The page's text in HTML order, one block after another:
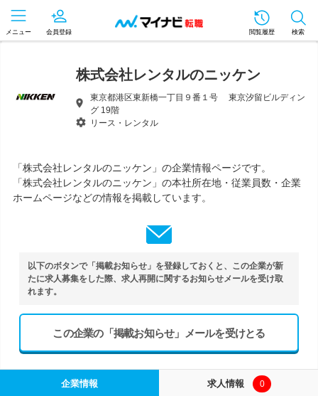
メニュー 会員登録 閲覧履歴 検索
株式会社レンタルのニッケン
東京都港区東新橋一丁目９番１号 東京汐留ビルディン
グ 19階
リース・レンタル
「株式会社レンタルのニッケン」の企業情報ページです。
「株式会社レンタルのニッケン」の本社所在地・従業員数・企業
ホームページなどの情報を掲載しています。
以下のボタンで「掲載お知らせ」を登録しておくと、この企業が新
たに求人募集をした際、求人再開に関するお知らせメールを受け取
れます。
この企業の「掲載お知らせ」メールを受けとる
企業情報 求人情報 0